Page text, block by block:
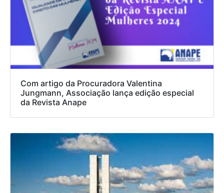
Com artigo da Procuradora Valentina
Jungmann, Associação lança edição especial
da Revista Anape